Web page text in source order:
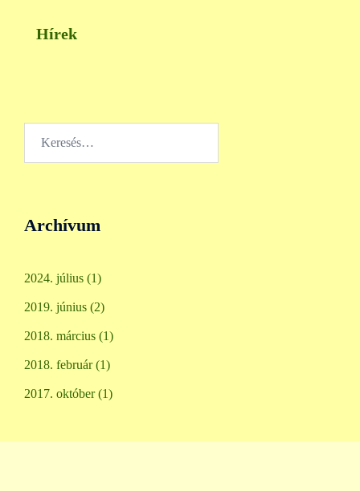
Hírek
Archívum
2024. július (1)
2019. június (2)
2018. március (1)
2018. február(1)
2017. október(1)